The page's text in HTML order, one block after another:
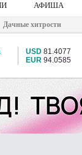
АФИША
Дачные хитрости
USD 81.4077
EUR 94.0585